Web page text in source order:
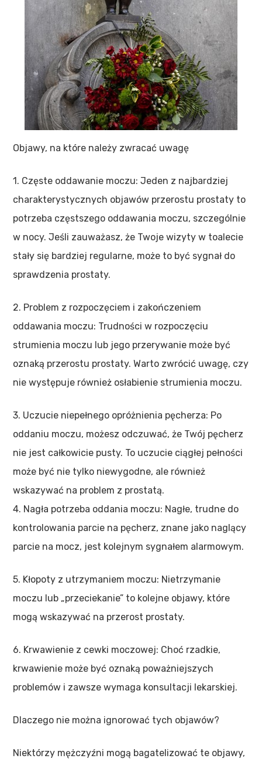
Objawy, na które należy zwracać uwagę
1. Częste oddawanie moczu: Jeden z najbardziej
charakterystycznych objawów przerostu prostaty to
potrzeba częstszego oddawania moczu, szczególnie
w nocy. Jeśli zauważasz, że Twoje wizyty w toalecie
stały się bardziej regularne, może to być sygnał do
sprawdzenia prostaty.
2. Problem z rozpoczęciem i zakończeniem
oddawania moczu: Trudności w rozpoczęciu
strumienia moczu lub jego przerywanie może być
oznaką przerostu prostaty. Warto zwrócić uwagę, czy
nie występuje również osłabienie strumienia moczu.
3. Uczucie niepełnego opróżnienia pęcherza: Po
oddaniu moczu, możesz odczuwać, że Twój pęcherz
nie jest całkowicie pusty. To uczucie ciągłej pełności
może być nie tylko niewygodne, ale również
wskazywać na problem z prostatą.
4. Nagła potrzeba oddania moczu: Nagłe, trudne do
kontrolowania parcie na pęcherz, znane jako naglący
parcie na mocz, jest kolejnym sygnałem alarmowym.
5. Kłopoty z utrzymaniem moczu: Nietrzymanie
moczu lub „przeciekanie” to kolejne objawy, które
mogą wskazywać na przerost prostaty.
6. Krwawienie z cewki moczowej: Choć rzadkie,
krwawienie może być oznaką poważniejszych
problemów i zawsze wymaga konsultacji lekarskiej.
Dlaczego nie można ignorować tych objawów?
Niektórzy mężczyźni mogą bagatelizować te objawy,